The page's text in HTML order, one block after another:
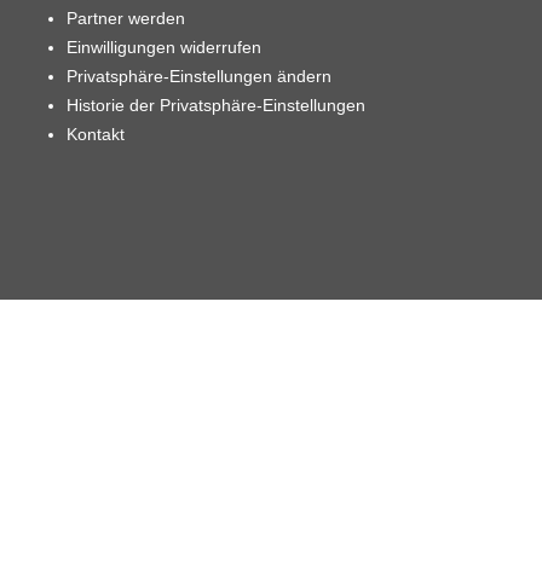
Partner werden
Einwilligungen widerrufen
Privatsphäre-Einstellungen ändern
Historie der Privatsphäre-Einstellungen
Kontakt